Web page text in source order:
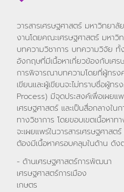
วารสารเศรษฐศาสตร์ มหาวิทยาลั
งานโดยคณะเศรษฐศาสตร์ มหา
บทความวิชาการ บทความวิจัย ทั้
อังกฤษที่มีเนื้อหาเกี่ยวข้องกับเศร
การพิจารณาบทความโดยที่ผู้ทร
เขียนและผู้เขียนจะไม่ทราบชื่อผู้
Process) มีจุดประสงค์เพื่อเผยแ
เศรษฐศาสตร์ และเป็นสื่อกลางใน
ทางวิชาการ โดยขอบเขตเนื้อหา
จะเผยแพร่ในวารสารเศรษฐศาสต
ต้องมีเนื้อหาครอบคลุมในด้าน ดัง
- ด้านเศรษฐศาสตร์กา
เศรษฐศาสตร์การเมือง
เกษตร